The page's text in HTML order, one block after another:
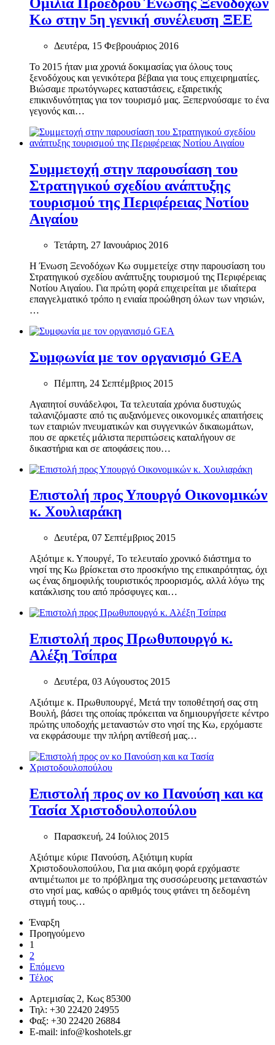
Κω στην 5η γενική συνέλευση ΞΕΕ
Δευτέρα, 15 Φεβρουάριος 2016
Το 2015 ήταν μια χρονιά δοκιμασίας για όλους τους
ξενοδόχους και γενικότερα βέβαια για τους επιχειρηματίες.
Βιώσαμε πρωτόγνωρες καταστάσεις, εξαιρετικής
επικινδυνότητας για τον τουρισμό μας. Ξεπερνούσαμε το ένα
γεγονός και…
Συμμετοχή στην παρουσίαση του
Στρατηγικού σχεδίου ανάπτυξης
τουρισμού της Περιφέρειας Νοτίου
Αιγαίου
Τετάρτη, 27 Ιανουάριος 2016
Η Ένωση Ξενοδόχων Κω συμμετείχε στην παρουσίαση του
Στρατηγικού σχεδίου ανάπτυξης τουρισμού της Περιφέρειας
Νοτίου Αιγαίου. Για πρώτη φορά επιχειρείται με ιδιαίτερα
επαγγελματικό τρόπο η ενιαία προώθηση όλων των νησιών,
…
Συμφωνία με τον οργανισμό GEA
Πέμπτη, 24 Σεπτέμβριος 2015
Αγαπητοί συνάδελφοι, Τα τελευταία χρόνια δυστυχώς
ταλανιζόμαστε από τις αυξανόμενες οικονομικές απαιτήσεις
των εταιριών πνευματικών και συγγενικών δικαιωμάτων,
που σε αρκετές μάλιστα περιπτώσεις καταλήγουν σε
δικαστήρια και σε αποφάσεις που…
Επιστολή προς Υπουργό Οικονομικών
κ. Χουλιαράκη
Δευτέρα, 07 Σεπτέμβριος 2015
Αξιότιμε κ. Υπουργέ, Το τελευταίο χρονικό διάστημα το
νησί της Κω βρίσκεται στο προσκήνιο της επικαιρότητας, όχι
ως ένας δημοφιλής τουριστικός προορισμός, αλλά λόγω της
κατάκλισης του από πρόσφυγες και…
Επιστολή προς Πρωθυπουργό κ.
Αλέξη Τσίπρα
Δευτέρα, 03 Αύγουστος 2015
Αξιότιμε κ. Πρωθυπουργέ, Μετά την τοποθέτησή σας στη
Βουλή, βάσει της οποίας πρόκειται να δημιουργήσετε κέντρο
πρώτης υποδοχής μεταναστών στο νησί της Κω, ερχόμαστε
να εκφράσουμε την πλήρη αντίθεσή μας…
Επιστολή προς ον κο Πανούση και κα
Τασία Χριστοδουλοπούλου
Παρασκευή, 24 Ιούλιος 2015
Αξιότιμε κύριε Πανούση, Αξιότιμη κυρία
Χριστοδουλοπούλου, Για μια ακόμη φορά ερχόμαστε
αντιμέτωποι με το πρόβλημα της συσσώρευσης μεταναστών
στο νησί μας, καθώς ο αριθμός τους φτάνει τη δεδομένη
στιγμή τους…
Έναρξη
Προηγούμενο
1
2
Επόμενο
Τέλος
Αρτεμισίας 2, Κως 85300
Τηλ: +30 22420 24955
Φαξ: +30 22420 26884
Ε-mail: info@koshotels.gr